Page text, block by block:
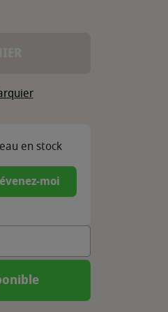
en stock
moi